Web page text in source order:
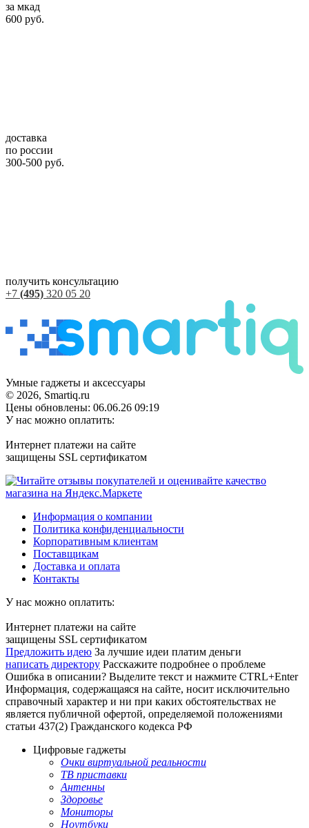
за мкад
600 руб.
доставка
по россии
300-500 руб.
получить консультацию
+7 (495) 320 05 20
Умные гаджеты и аксессуары
© 2026, Smartiq.ru
Цены обновлены: 06.06.26 09:19
У нас можно оплатить:
Интернет платежи на сайте
защищены SSL сертификатом
Информация о компании
Политика конфиденциальности
Корпоративным клиентам
Поставщикам
Доставка и оплата
Контакты
У нас можно оплатить:
Интернет платежи на сайте
защищены SSL сертификатом
Предложить идею За лучшие идеи платим деньги
написать директору Расскажите подробнее о проблеме
Ошибка в описании? Выделите текст и нажмите CTRL+Enter
Информация, содержащаяся на сайте, носит исключительно
справочный характер и ни при каких обстоятельствах не
является публичной офертой, определяемой положениями
статьи 437(2) Гражданского кодекса РФ
Цифровые гаджеты
Очки виртуальной реальности
ТВ приставки
Антенны
Здоровье
Мониторы
Ноутбуки